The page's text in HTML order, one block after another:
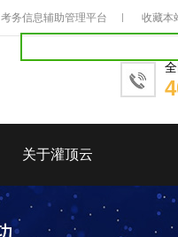
考务信息辅助管理平台 收藏本
关于灌顶云